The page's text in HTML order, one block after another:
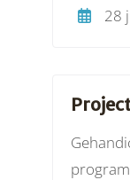
28